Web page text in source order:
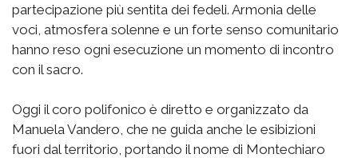
partecipazione più sentita dei fedeli. Armonia delle
voci, atmosfera solenne e un forte senso comunitario
hanno reso ogni esecuzione un momento di incontro
con il sacro.
Oggi il coro polifonico è diretto e organizzato da
Manuela Vandero, che ne guida anche le esibizioni
fuori dal territorio, portando il nome di Montechiaro